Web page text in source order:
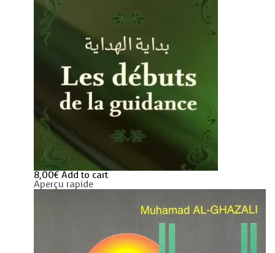
8,00€ Add to cart
Aperçu rapide